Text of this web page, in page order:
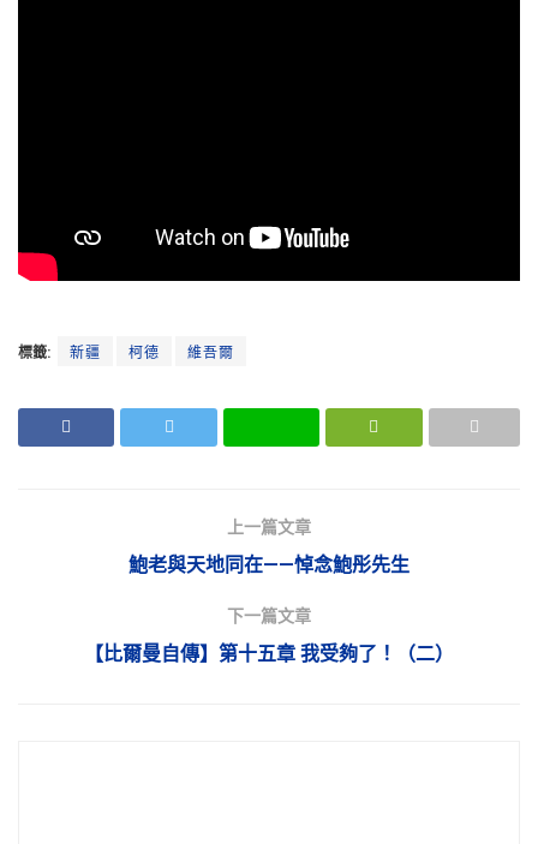
標籤: 新疆 柯德 維吾爾
上一篇文章
鮑老與天地同在——悼念鮑彤先生
下一篇文章
【比爾曼自傳】第十五章 我受夠了！（二）